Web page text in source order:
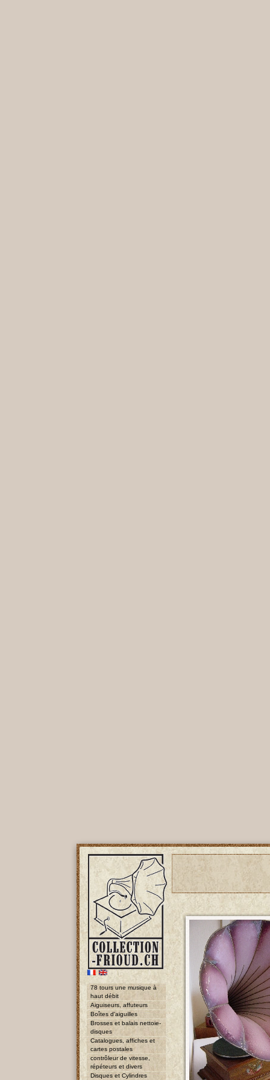
78 tours une musique à
haut débit
Aiguiseurs, affuteurs
Boîtes d'aiguilles
Brosses et balais nettoie-
disques
Catalogues, affiches et
cartes postales
contrôleur de vitesse,
répéteurs et divers
Disques et Cylindres